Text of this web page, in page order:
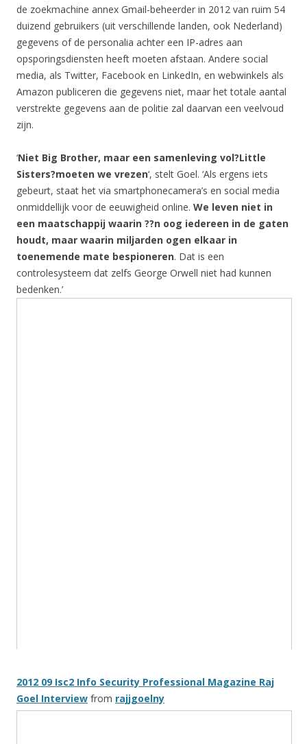
de zoekmachine annex Gmail-beheerder in 2012 van ruim 54
duizend gebruikers (uit verschillende landen, ook Nederland)
gegevens of de personalia achter een IP-adres aan
opsporingsdiensten heeft moeten afstaan. Andere social
media, als Twitter, Facebook en LinkedIn, en webwinkels als
Amazon publiceren die gegevens niet, maar het totale aantal
verstrekte gegevens aan de politie zal daarvan een veelvoud
zijn.
‘Niet Big Brother, maar een samenleving vol?Little
Sisters?moeten we vrezen‘, stelt Goel. ‘Als ergens iets
gebeurt, staat het via smartphonecamera’s en social media
onmiddellijk voor de eeuwigheid online. We leven niet in
een maatschappij waarin ??n oog iedereen in de gaten
houdt, maar waarin miljarden ogen elkaar in
toenemende mate bespioneren. Dat is een
controlesysteem dat zelfs George Orwell niet had kunnen
bedenken.’
2012 09 Isc2 Info Security Professional Magazine Raj
Goel Interview from rajjgoelny